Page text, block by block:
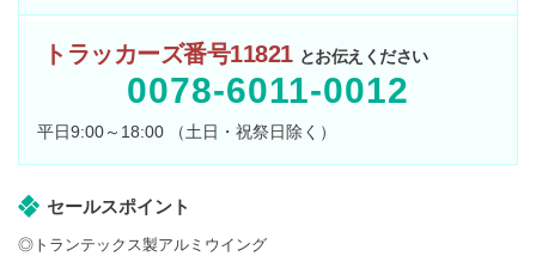
トラッカーズ番号11821 とお伝えください
0078-6011-0012
平日9:00～18:00 （土日・祝祭日除く）
セールスポイント
◎トランテックス製アルミウイング